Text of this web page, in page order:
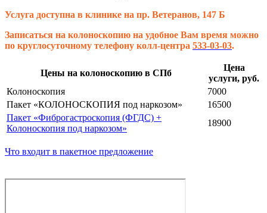
Услуга доступна в клинике на пр. Ветеранов, 147 Б
Записаться на колоноскопию на удобное Вам время можно
по круглосуточному телефону колл-центра 533-03-03.
Цены на колоноскопию в СПб
Цена
услуги, руб.
Колоноскопия
7000
Пакет «КОЛОНОСКОПИЯ под наркозом»
16500
Пакет «Фиброгастроскопия (ФГДС) +
Колоноскопия под наркозом»
18900
Что входит в пакетное предложение